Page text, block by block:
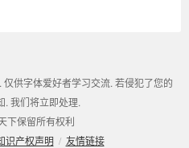
供字体爱好者学习交流. 若侵犯了您的
. 我们将立即处理.
下保留所有权利
识产权声明 / 友情链接